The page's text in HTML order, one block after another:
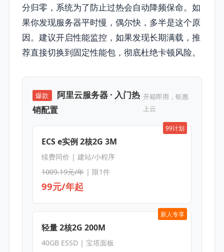
分归零，系统为了防止过热会自动降频保命。如
果你发现服务器平时慢，偶尔快，多半是这个原
因。建议开启性能监控，如果发现长期满载，推
荐直接切换到固定性能包，彻底杜绝卡顿风险。
爆款
阿里云服务器 · 入门热
销配置
开箱即用，钜惠
上云
99计划
ECS e实例 2核2G 3M
续费同价 | 建站/小程序
1009.19元/年| 限1件
99元/年起
新人专享
轻量 2核2G 200M
40GB ESSD | 宝塔面板